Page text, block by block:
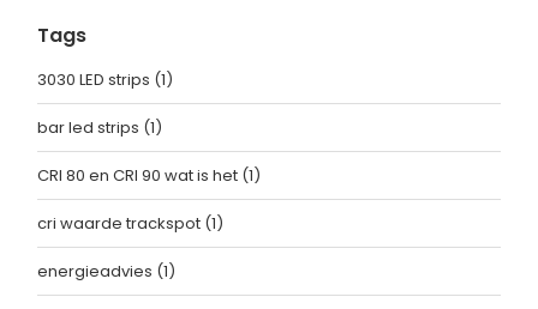
Tags
3030 LED strips (1)
bar led strips (1)
CRI 80 en CRI 90 wat is het (1)
cri waarde trackspot (1)
energieadvies (1)